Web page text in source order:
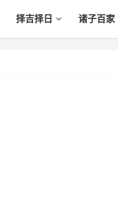
择吉择日 诸子百家